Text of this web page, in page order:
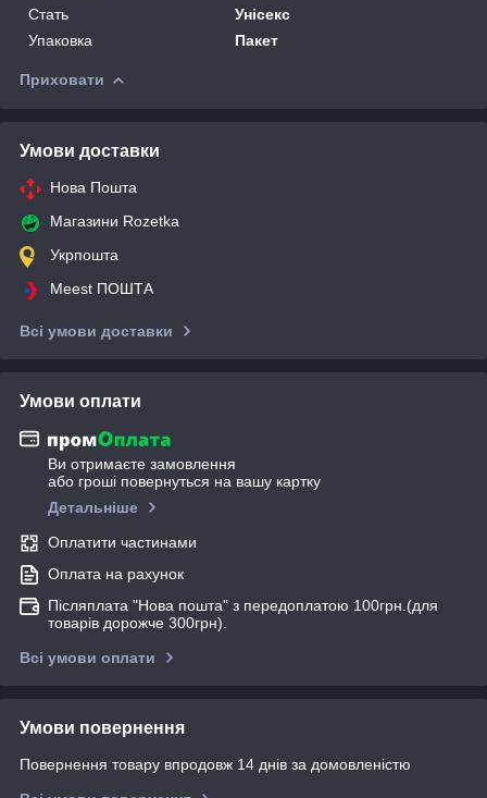
Стать
Унісекс
Упаковка
Пакет
Приховати
Умови доставки
Нова Пошта
Магазини Rozetka
Укрпошта
Meest ПОШТА
Всі умови доставки
Умови оплати
Ви отримаєте замовлення
або гроші повернуться на вашу картку
Детальніше
Оплатити частинами
Оплата на рахунок
Післяплата "Нова пошта" з передоплатою 100грн.(для
товарів дорожче 300грн).
Всі умови оплати
Умови повернення
Повернення товару впродовж 14 днів за домовленістю